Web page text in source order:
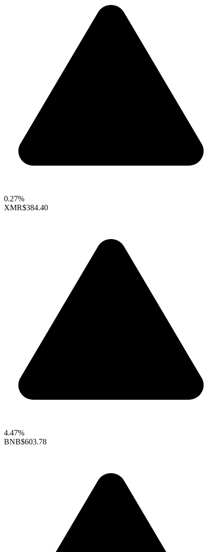
0.27%
XMR$384.40
4.47%
BNB$603.78